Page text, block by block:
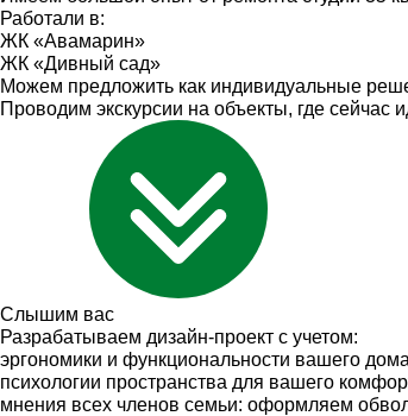
Работали в:
ЖК «Авамарин»
ЖК «Дивный сад»
Можем предложить как индивидуальные
Проводим экскурсии на объекты, где
Слышим вас
Разрабатываем дизайн-проект с учетом:
эргономики и функциональности вашего
психологии пространства для вашего
мнения всех членов семьи: оформляем